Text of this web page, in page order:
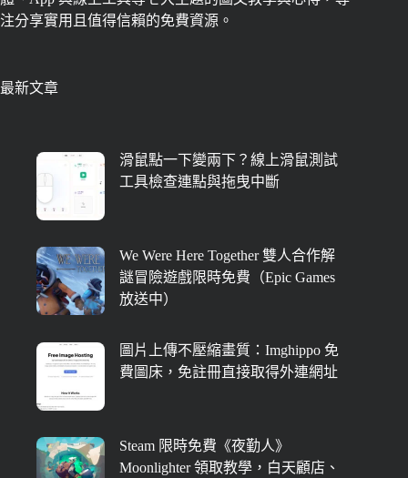
注分享實用且值得信賴的免費資源。
最新文章
滑鼠點一下變兩下？線上滑鼠測試
工具檢查連點與拖曳中斷
We Were Here Together 雙人合作解
謎冒險遊戲限時免費（Epic Games
放送中）
圖片上傳不壓縮畫質：Imghippo 免
費圖床，免註冊直接取得外連網址
Steam 限時免費《夜勤人》
Moonlighter 領取教學，白天顧店、